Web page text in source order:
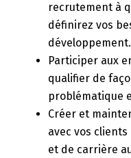
recrutement à
définirez vos
développement.
Participer aux
qualifier de
problématique
Créer et
avec vos
et de carrière